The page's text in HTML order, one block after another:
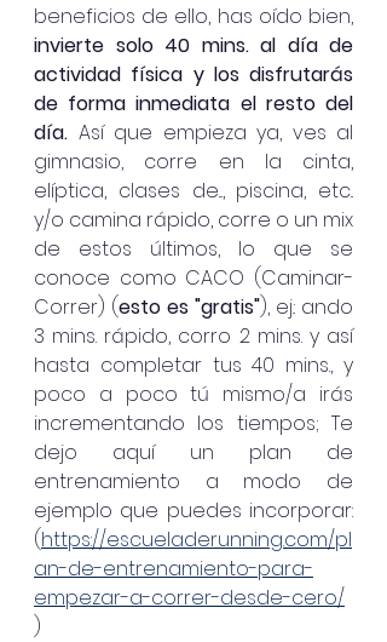
invierte solo 40 mins. al día de
actividad física y los disfrutarás
de forma inmediata el resto del
día. Así que empieza ya, ves al
gimnasio, corre en la cinta,
elíptica, clases de..., piscina, etc..
y/o camina rápido, corre o un mix
de estos últimos, lo que se
conoce como CACO (Caminar-
Correr) (esto es "gratis"), ej.: ando
3 mins. rápido, corro 2 mins. y así
hasta completar tus 40 mins., y
poco a poco tú mismo/a irás
incrementando los tiempos; Te
dejo aquí un plan de
entrenamiento a modo de
ejemplo que puedes incorporar:
(https://escueladerunning.com/pl
an-de-entrenamiento-para-
empezar-a-correr-desde-cero/
)